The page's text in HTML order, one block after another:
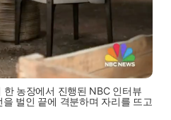
농장에서 진행된 NBC 인터뷰
벌인 끝에 격분하며 자리를 뜨고